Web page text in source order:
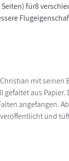
für8
mit seinen
aus Papier.
angefangen.
und